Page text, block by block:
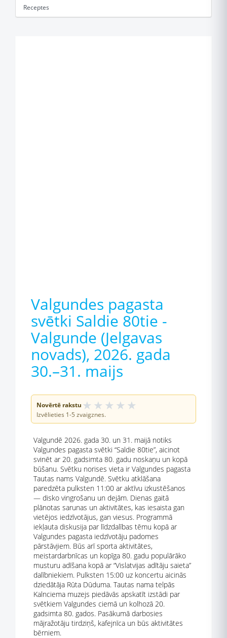
Receptes
Valgundes pagasta
svētki Saldie 80tie -
Valgunde (Jelgavas
novads), 2026. gada
30.–31. maijs
Novērtē rakstu ★ ★ ★ ★ ★
Izvēlieties 1-5 zvaigznes.
Valgundē 2026. gada 30. un 31. maijā notiks
Valgundes pagasta svētki “Saldie 80tie”, aicinot
svinēt ar 20. gadsimta 80. gadu noskaņu un kopā
būšanu. Svētku norises vieta ir Valgundes pagasta
Tautas nams Valgundē. Svētku atklāšana
paredzēta pulksten 11:00 ar aktīvu izkustēšanos
— disko vingrošanu un dejām. Dienas gaitā
plānotas sarunas un aktivitātes, kas iesaista gan
vietējos iedzīvotājus, gan viesus. Programmā
iekļauta diskusija par līdzdalības tēmu kopā ar
Valgundes pagasta iedzīvotāju padomes
pārstāvjiem. Būs arī sporta aktivitātes,
meistardarbnīcas un kopīga 80. gadu populārāko
musturu adīšana kopā ar “Vislatvijas adītāju saieta”
dalībniekiem. Pulksten 15:00 uz koncertu aicinās
dziedātāja Rūta Dūduma. Tautas nama telpās
Kalnciema muzejs piedāvās apskatīt izstādi par
svētkiem Valgundes ciemā un kolhozā 20.
gadsimta 80. gados. Pasākumā darbosies
mājražotāju tirdziņš, kafejnīca un būs aktivitātes
bērniem.